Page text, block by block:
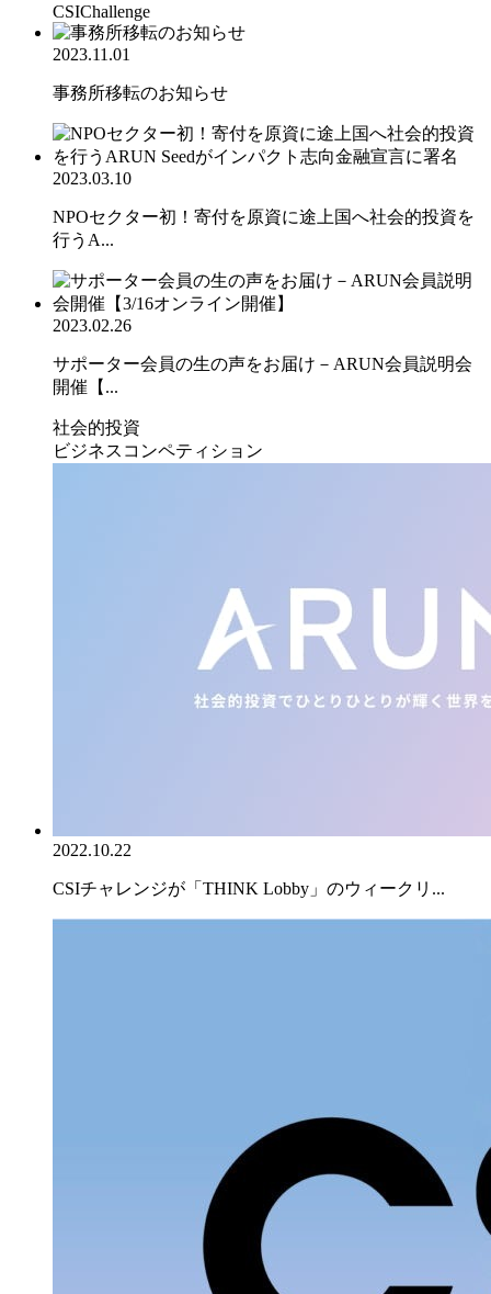
CSIChallenge
2023.11.01
事務所移転のお知らせ
2023.03.10
NPOセクター初！寄付を原資に途上国へ社会的投資を
行うA...
2023.02.26
サポーター会員の生の声をお届け－ARUN会員説明会
開催【...
社会的投資
ビジネスコンペティション
2022.10.22
CSIチャレンジが「THINK Lobby」のウィークリ...